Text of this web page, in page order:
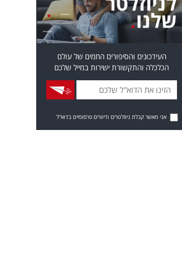
העידכונים והסיפורים החמים של עולם
הכלכלה והתקשורת ישירות במייל שלכם
אני מאשר קבלת ניוזלטרים ודיוורים פרסומיים בדוא"ל